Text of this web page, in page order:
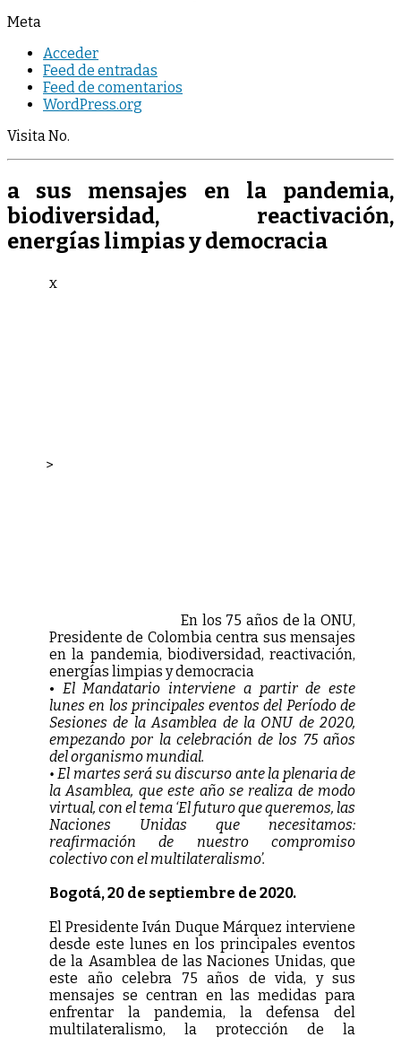
Meta
Acceder
Feed de entradas
Feed de comentarios
WordPress.org
Visita No.
a sus mensajes en la pandemia,
biodiversidad, reactivación,
energías limpias y democracia
x
>
En los 75 años de la ONU,
Presidente de Colombia centra sus mensajes
en la pandemia, biodiversidad, reactivación,
energías limpias y democracia
• El Mandatario interviene a partir de este
lunes en los principales eventos del Período de
Sesiones de la Asamblea de la ONU de 2020,
empezando por la celebración de los 75 años
del organismo mundial.
• El martes será su discurso ante la plenaria de
la Asamblea, que este año se realiza de modo
virtual, con el tema ‘El futuro que queremos, las
Naciones Unidas que necesitamos:
reafirmación de nuestro compromiso
colectivo con el multilateralismo’.
Bogotá, 20 de septiembre de 2020.
El Presidente Iván Duque Márquez interviene
desde este lunes en los principales eventos
de la Asamblea de las Naciones Unidas, que
este año celebra 75 años de vida, y sus
mensajes se centran en las medidas para
enfrentar la pandemia, la defensa del
multilateralismo, la protección de la